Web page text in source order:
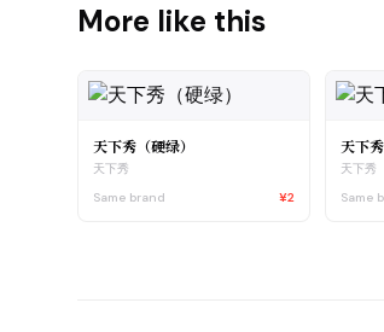
More like this
天下秀（硬绿）
天下秀
Same brand
¥2
天下
天下秀
Same